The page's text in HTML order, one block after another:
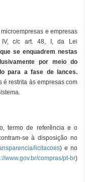
e empresas
IV, c/c art. 48, I, da Lei
se enquadrem nestas
por meio do
para a fase de lances.
é restrita às empresas com
termo de referência e o
se à disposição no
licitacoes) e no
www.gov.br/compras/pt-br)